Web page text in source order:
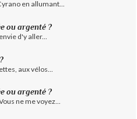
en allumant...
ou argenté ?
d'y aller...
aux vélos...
ou argenté ?
ne me voyez...